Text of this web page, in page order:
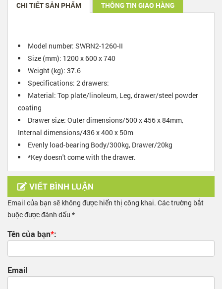
CHI TIẾT SẢN PHẨM THÔNG TIN GIAO HÀNG
Model number: SWRN2-1260-II
Size (mm): 1200 x 600 x 740
Weight (kg): 37.6
Specifications: 2 drawers:
Material: Top plate/linoleum, Leg, drawer/steel powder
coating
Drawer size: Outer dimensions/500 x 456 x 84mm,
Internal dimensions/436 x 400 x 50m
Evenly load-bearing Body/300kg, Drawer/20kg
*Key doesn't come with the drawer.
VIẾT BÌNH LUẬN
Email của bạn sẽ không được hiển thị công khai. Các trường bắt
buộc được đánh dấu *
Tên của bạn*:
Email